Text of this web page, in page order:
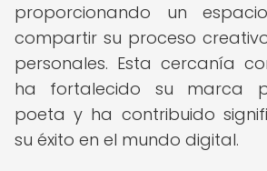
proporcionando un
compartir su proceso
personales. Esta cercanía
ha fortalecido su marca
poeta y ha contribuido
su éxito en el mundo digital.